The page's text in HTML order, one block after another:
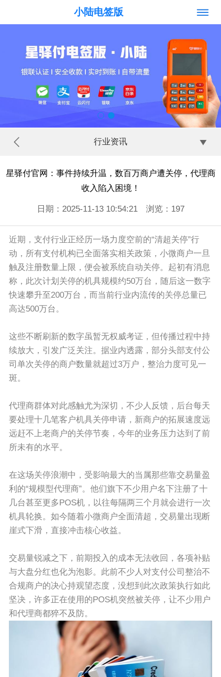
小陆电签版
行业资讯
星驿付官网：事件持续升温，数百万商户遭关停，代理商
收入陷入困境！
日期：2025-11-13 10:54:21 浏览： 197
近期，支付行业正经历一场力度空前的“清超关停”行
动，所有支付机构已全面落实相关政策，小微商户一旦
触及注册数量上限，便会被系统自动关停。起初有消息
称，此次计划关停的机具规模约50万台，随后这一数字
快速攀升至200万台，而当前行业内流传的关停总量已
高达500万台。
这些不断刷新的数字虽暂无权威考证，但传播过程中持
续放大，引发广泛关注。据业内透露，部分头部支付公
司单次关停的商户数量就超过3万户，整治力度可见一
斑。
代理商群体对此感触尤为深切，不少人反馈，后台每天
要处理十几笔客户机具关停申请，新商户的拓展速度远
远赶不上老商户的关停节奏，今年的业务压力达到了前
所未有的水平。
在这场关停浪潮中，受影响最大的当属那些靠交易量盈
利的“规模型代理商”。他们旗下不少用户名下注册了十
几台甚至更多POS机，以往每隔两三个月就会进行一次
机具轮换。如今随着小微商户全面清超，交易量出现断
崖式下滑，直接冲击核心收益。
交易量锐减之下，前期投入的成本无法收回，各项补贴
与大盘分红也化为泡影。此前不少人对支付公司整治不
合规商户的决心持观望态度，没想到此次政策执行如此
坚决，许多正在使用的POS机突然被关停，让不少用户
和代理商都猝不及防。